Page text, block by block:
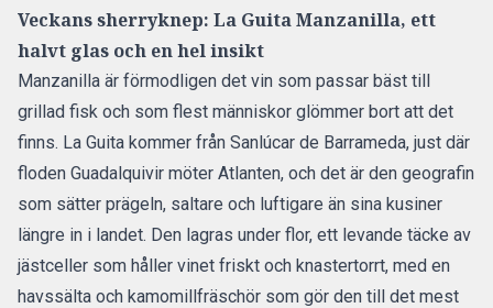
Veckans sherryknep: La Guita Manzanilla, ett
halvt glas och en hel insikt
Manzanilla är förmodligen det vin som passar bäst till
grillad fisk och som flest människor glömmer bort att det
finns. La Guita kommer från Sanlúcar de Barrameda, just där
floden Guadalquivir möter Atlanten, och det är den geografin
som sätter prägeln, saltare och luftigare än sina kusiner
längre in i landet. Den lagras under flor, ett levande täcke av
jästceller som håller vinet friskt och knastertorrt, med en
havssälta och kamomillfräschör som gör den till det mest